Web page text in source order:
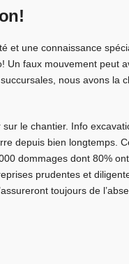
et une connaissance
Un faux mouvement peut
nous avons la
le chantier. Info
depuis bien longtemps.
dommages dont 80%
prudentes et
toujours de